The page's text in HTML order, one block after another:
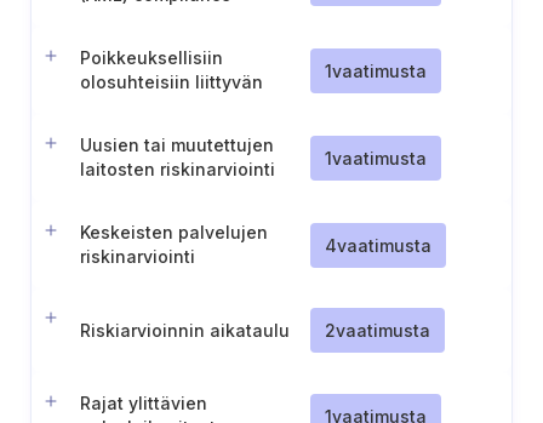
Poikkeuksellisiin
olosuhteisiin liittyvän
tarkistaminen ja
päivittäminen
1vaatimusta
Uusien tai muutettujen
laitosten riskinarviointi
1vaatimusta
Keskeisten palvelujen
riskinarviointi
4vaatimusta
Riskiarvioinnin aikataulu 2vaatimusta
Rajat ylittävien
1vaatimusta